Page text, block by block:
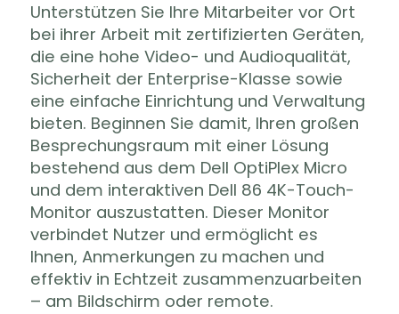
Unterstützen Sie Ihre Mitarbeiter vor Ort
bei ihrer Arbeit mit zertifizierten Geräten,
die eine hohe Video- und Audioqualität,
Sicherheit der Enterprise-Klasse sowie
eine einfache Einrichtung und Verwaltung
bieten. Beginnen Sie damit, Ihren großen
Besprechungsraum mit einer Lösung
bestehend aus dem Dell OptiPlex Micro
und dem interaktiven Dell 86 4K-Touch-
Monitor auszustatten. Dieser Monitor
verbindet Nutzer und ermöglicht es
Ihnen, Anmerkungen zu machen und
effektiv in Echtzeit zusammenzuarbeiten
– am Bildschirm oder remote.